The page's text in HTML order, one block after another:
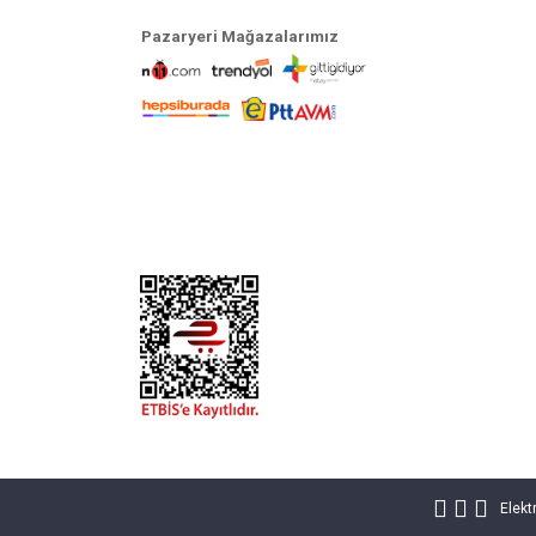
Pazaryeri Mağazalarımız